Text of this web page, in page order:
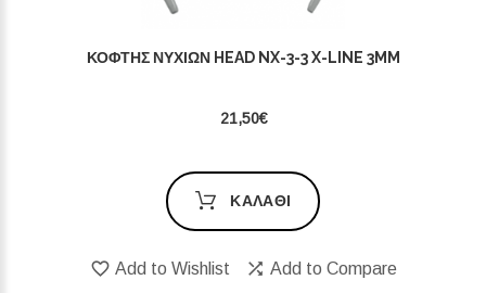
ΚΌΦΤΗΣ ΝΥΧΙΏΝ HEAD NX-3-3 X-LINE 3MM
21,50€
ΚΑΛΆΘΙ
Add to Wishlist Add to Compare